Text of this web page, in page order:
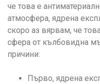
че това е
атмосфера, ядрена
скоро аз вярвам, че
сфера от кълбовидна
причини:
Първо, ядрена